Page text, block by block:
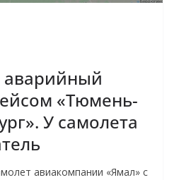
«Тюмень-
У самолета
авиакомпании «Ямал» с